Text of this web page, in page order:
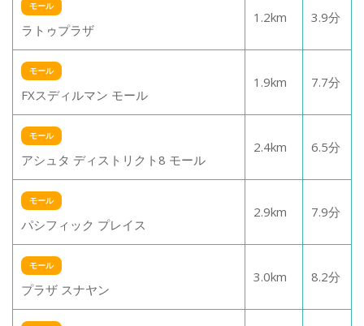
モール
ラトゥプラザ
1.2km 3.9分
モール
FXスディルマン モール
1.9km 7.7分
モール
アシュタ ディストリクト8 モール
2.4km 6.5分
モール
パシフィック プレイス
2.9km 7.9分
モール
プラザ スナヤン
3.0km 8.2分